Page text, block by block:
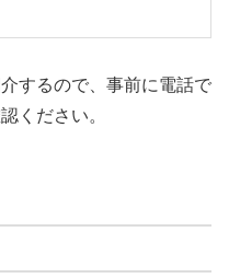
するので、事前に電話で
ください。